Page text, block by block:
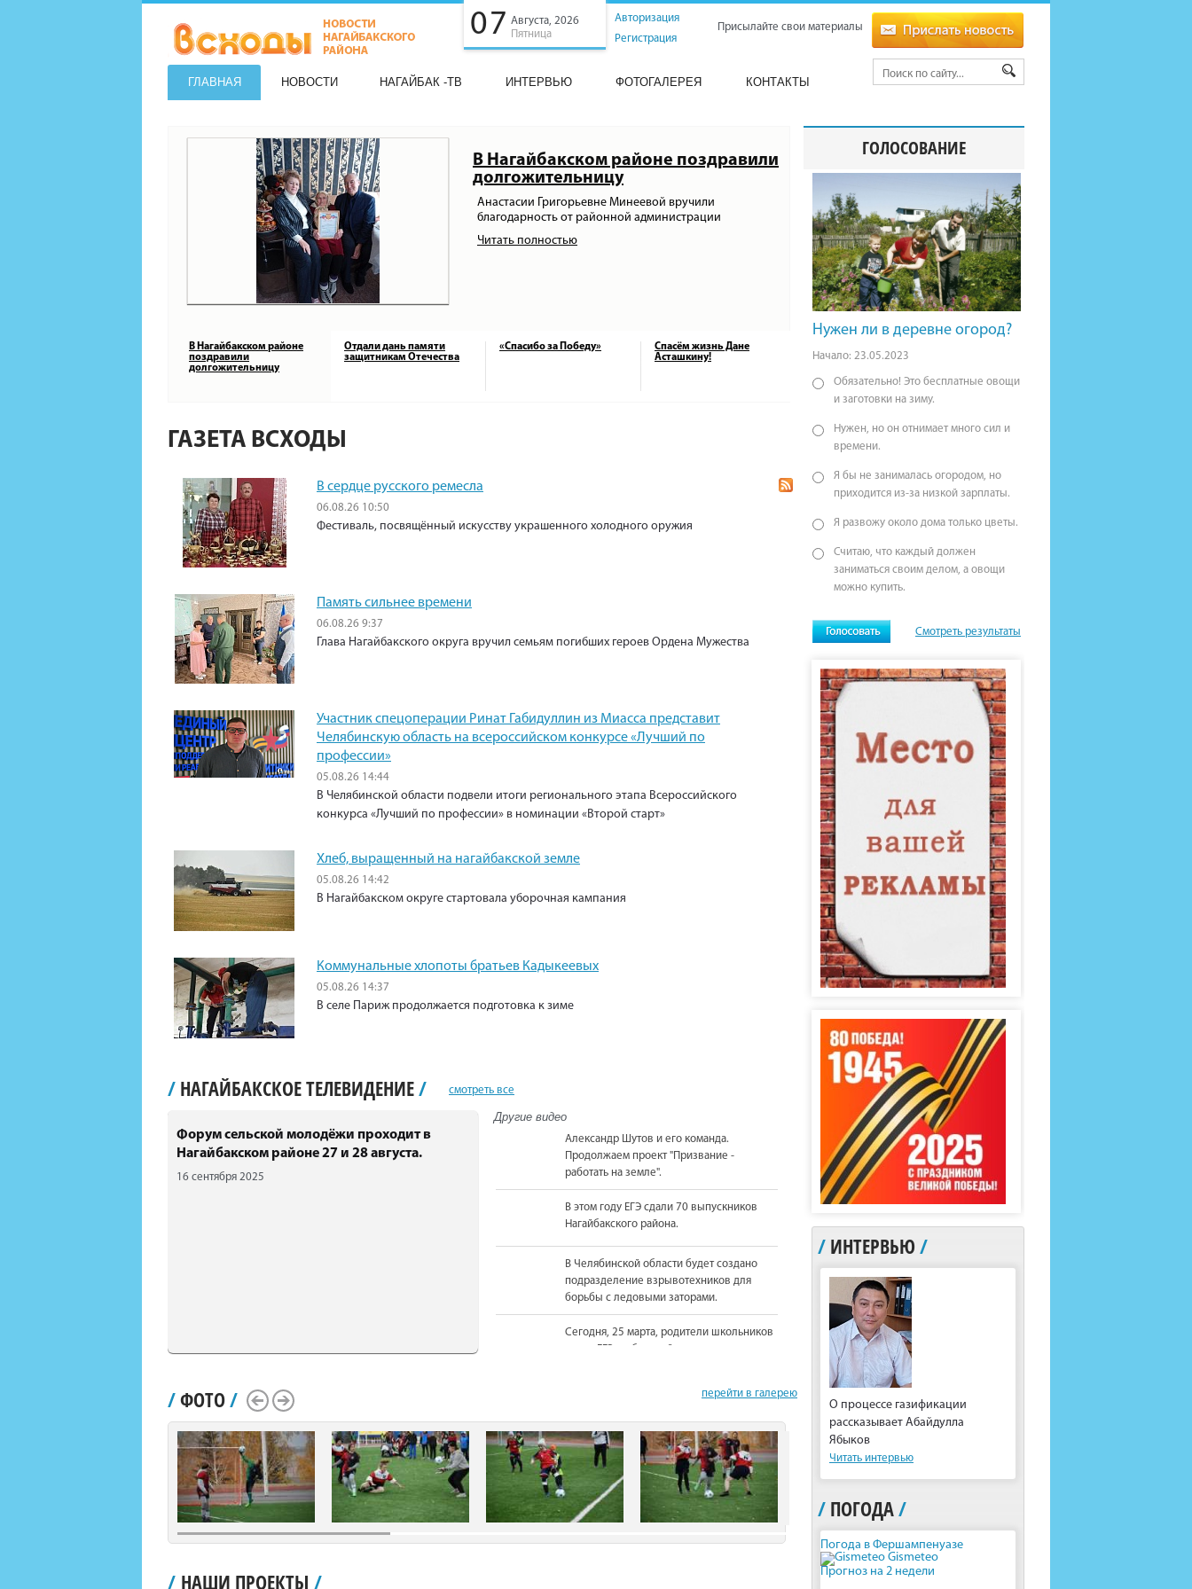
07 Августа, 2026
Пятница
Авторизация
Регистрация
Присылайте свои материалы
ГЛАВНАЯ НОВОСТИ НАГАЙБАК -ТВ ИНТЕРВЬЮ ФОТОГАЛЕРЕЯ КОНТАКТЫ
В Нагайбакском районе поздравили
долгожительницу
Анастасии Григорьевне Минеевой вручили
благодарность от районной администрации
Читать полностью
В Нагайбакском районе
поздравили
долгожительницу
Отдали дань памяти
защитникам Отечества
«Спасибо за Победу»
Спасём жизнь Дане
Асташкину!
ГАЗЕТА ВСХОДЫ
В сердце русского ремесла
06.08.26 10:50
Фестиваль, посвящённый искусству украшенного холодного оружия
Память сильнее времени
06.08.26 9:37
Глава Нагайбакского округа вручил семьям погибших героев Ордена Мужества
Участник спецоперации Ринат Габидуллин из Миасса представит
Челябинскую область на всероссийском конкурсе «Лучший по
профессии»
05.08.26 14:44
В Челябинской области подвели итоги регионального этапа Всероссийского
конкурса «Лучший по профессии» в номинации «Второй старт»
Хлеб, выращенный на нагайбакской земле
05.08.26 14:42
В Нагайбакском округе стартовала уборочная кампания
Коммунальные хлопоты братьев Кадыкеевых
05.08.26 14:37
В селе Париж продолжается подготовка к зиме
/ НАГАЙБАКСКОЕ ТЕЛЕВИДЕНИЕ/ смотреть все
Форум сельской молодёжи проходит в
Нагайбакском районе 27 и 28 августа.
16 сентября 2025
Другие видео
Александр Шутов и его команда.
Продолжаем проект "Призвание -
работать на земле".
В этом году ЕГЭ сдали 70 выпускников
Нагайбакского района.
В Челябинской области будет создано
подразделение взрывотехников для
борьбы с ледовыми заторами.
Сегодня, 25 марта, родители школьников
сдали ЕГЭ по базовой математике.
На должность Уполномоченного по
вновь назначена Юлия Сударенко
Юные читатели приняли участие в
чемпионате по чтению вслух.
В Нагайбакском районе установлен
/ФОТО/ перейти в галерею
Scroll LeftScroll Right
/ НАШИ ПРОЕКТЫ /
ГОЛОСОВАНИЕ
Нужен ли в деревне огород?
Начало: 23.05.2023
Обязательно! Это бесплатные овощи
и заготовки на зиму.
Нужен, но он отнимает много сил и
времени.
Я бы не занималась огородом, но
приходится из-за низкой зарплаты.
Я развожу около дома только цветы.
Считаю, что каждый должен
заниматься своим делом, а овощи
можно купить.
Смотреть результаты
/ ИНТЕРВЬЮ /
О процессе газификации
рассказывает Абайдулла
Ябыков
Читать интервью
/ ПОГОДА/
Погода в Фершампенуазе
Gismeteo
Прогноз на 2 недели